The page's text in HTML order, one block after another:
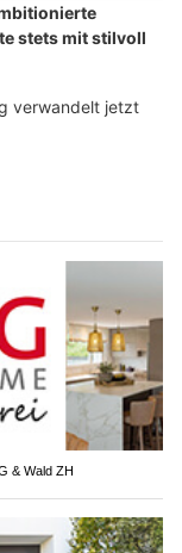
stets mit stilvoll
verwandelt jetzt
& Wald ZH